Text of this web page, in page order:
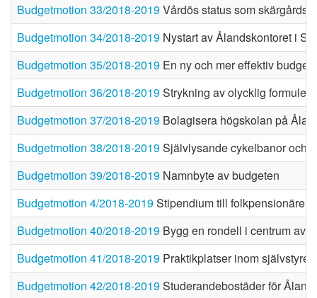
Budgetmotion 33/2018-2019Vårdös status som
Budgetmotion 34/2018-2019 Nystart av Ålandskontoret i
Budgetmotion 35/2018-2019 En ny och mer effektiv
Budgetmotion 36/2018-2019Strykning av olycklig
Budgetmotion 37/2018-2019 Bolagisera högskolan på
Budgetmotion 38/2018-2019Självlysande cykelbanor och
Budgetmotion 39/2018-2019 Namnbyte av budgeten
Budgetmotion 4/2018-2019Stipendium till folkpensionärer,
Budgetmotion 40/2018-2019 Bygg en rondell i centrum av
Budgetmotion 41/2018-2019 Praktikplatser inom
Budgetmotion 42/2018-2019Studerandebostäder för